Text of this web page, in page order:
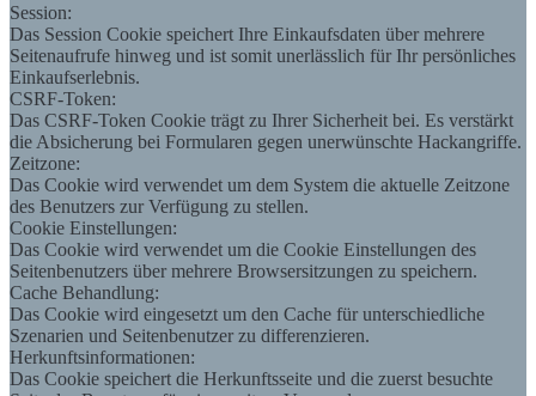
Session:
Das Session Cookie speichert Ihre Einkaufsdaten über mehrere
Seitenaufrufe hinweg und ist somit unerlässlich für Ihr persönliches
Einkaufserlebnis.
CSRF-Token:
Das CSRF-Token Cookie trägt zu Ihrer Sicherheit bei. Es verstärkt
die Absicherung bei Formularen gegen unerwünschte Hackangriffe.
Zeitzone:
Das Cookie wird verwendet um dem System die aktuelle Zeitzone
des Benutzers zur Verfügung zu stellen.
Cookie Einstellungen:
Das Cookie wird verwendet um die Cookie Einstellungen des
Seitenbenutzers über mehrere Browsersitzungen zu speichern.
Cache Behandlung:
Das Cookie wird eingesetzt um den Cache für unterschiedliche
Szenarien und Seitenbenutzer zu differenzieren.
Herkunftsinformationen:
Das Cookie speichert die Herkunftsseite und die zuerst besuchte